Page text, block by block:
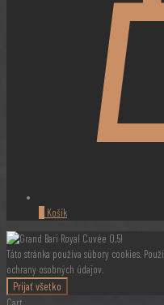
Košík
Táto stránka používa súbory cookies.
ochrany osobných údajov.
Prijať všetko